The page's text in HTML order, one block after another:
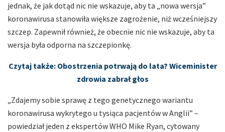
jednak, że jak dotąd nic nie wskazuje, aby ta „nowa wersja”
koronawirusa stanowiła większe zagrożenie, niż wcześniejszy
szczep. Zapewnił również, że obecnie nic nie wskazuje, aby ta
wersja była odporna na szczepionkę.
Czytaj także: Obostrzenia potrwają do lata? Wiceminister
zdrowia zabrał głos
„Zdajemy sobie sprawę z tego genetycznego wariantu
koronawirusa wykrytego u tysiąca pacjentów w Anglii” –
powiedział jeden z ekspertów WHO Mike Ryan, cytowany